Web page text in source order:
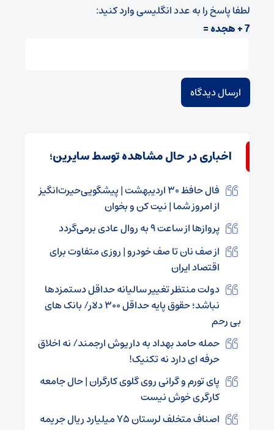
لطفا پاسخ را به عدد انگلیسی وارد کنید:
7 + هجده =
اخباری در حال مشاهده توسط سایرین؛
فال حافظ ۳۰ اردیبهشت | پیشگویی‌حیرت‌انگیز
از امروز شما | نیت کن و بخوان
پروازها از ساعت ۹ به روال عادی برمی‌گردد
از صف نان تا صف خودرو | روزی متفاوت برای
اقتصاد ایران
دولت منتظر تغییر سالیانه حداقل دستمزدها
نباشد؛ حقوق پایه حداقل ۳۰۰ دلار/ بانک های
بی رحم
حمله حامد بهداد به داریوش ارجمند/ نه اخلاق
حرفه ای دارد نه تکنیک!
پای تورم و گرانی روی گلوی کارگران | حال جامعه
کارگری خوش نیست
اصناف متخلف لرستان ۷۵ میلیارد ریال جریمه